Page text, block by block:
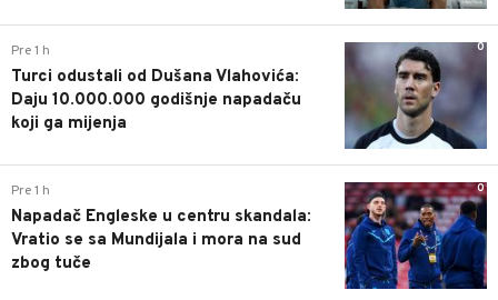
0
Pre 1 h
Turci odustali od Dušana Vlahovića:
Daju 10.000.000 godišnje napadaču
koji ga mijenja
0
Pre 1 h
Napadač Engleske u centru skandala:
Vratio se sa Mundijala i mora na sud
zbog tuče